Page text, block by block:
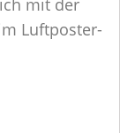
mit der
Luftposter-